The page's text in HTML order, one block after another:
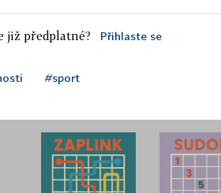
již předplatné? Přihlaste se
#sport